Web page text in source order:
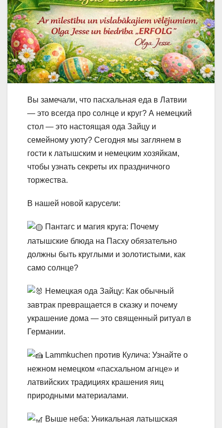
Вы замечали, что пасхальная еда в Латвии
— это всегда про солнце и круг? А немецкий
стол — это настоящая ода Зайцу и
семейному уюту? Сегодня мы заглянем в
гости к латышским и немецким хозяйкам,
чтобы узнать секреты их праздничного
торжества.
В нашей новой карусели:
Пантагс и магия круга: Почему
латышские блюда на Пасху обязательно
должны быть круглыми и золотистыми, как
само солнце?
Немецкая ода Зайцу: Как обычный
завтрак превращается в сказку и почему
украшение дома — это священный ритуал в
Германии.
Lammkuchen против Кулича: Узнайте о
нежном немецком «пасхальном агнце» и
латвийских традициях крашения яиц
природными материалами.
Выше неба: Уникальная латышская